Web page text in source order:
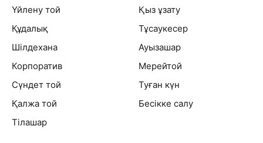
Көңілді кештің кепілі
Atmosphere maker
Үйлену той
Қыз ұзату
Құдалық
Тұсаукесер
Шілдехана
Ауызашар
Корпоратив
Мерейтой
Сүндет той
Туған күн
Қалжа той
Бесікке салу
Тілашар